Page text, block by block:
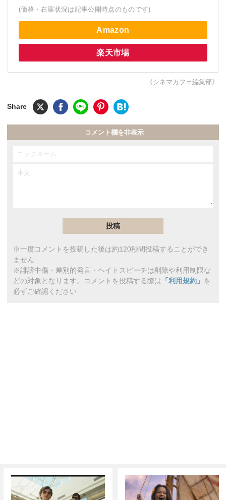
(価格・在庫状況は記事公開時点のものです)
Amazon
楽天市場
《シネマカフェ編集部》
コメント欄を非表示
※一度コメントを投稿した後は約120秒間投稿することができ
ません
※誹謗中傷・差別的発言・ヘイトスピーチは削除や利用制限な
どの対象となります。コメントを投稿する際は 「利用規約」 を
必ずご確認ください